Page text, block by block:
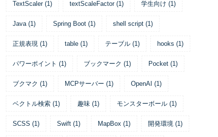
TextScaler (1) textScaleFactor (1) 学生向け (1)
Java (1) Spring Boot (1) shell script (1)
正規表現 (1) table (1) テーブル (1) hooks (1)
パワーポイント (1) ブックマーク (1) Pocket (1)
ブクマク (1) MCPサーバー (1) OpenAI (1)
ベクトル検索 (1) 趣味 (1) モンスターボール (1)
SCSS (1) Swift (1) MapBox (1) 開発環境 (1)